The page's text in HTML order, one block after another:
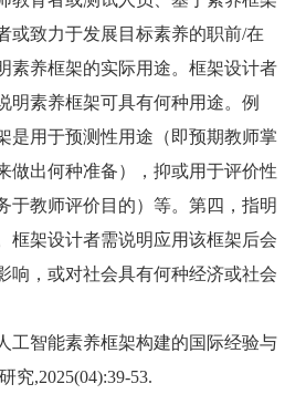
或致力于发展目标素养的职前/在
素养框架的实际用途。框架设计者
明素养框架可具有何种用途。例
是用于预测性用途（即预期教师掌
做出何种准备），抑或用于评价性
于教师评价目的）等。第四，指明
框架设计者需说明应用该框架后会
响，或对社会具有何种经济或社会
智能素养框架构建的国际经验与
究,2025(04):39-53.